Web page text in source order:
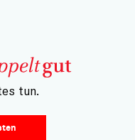
ewige Ruhe! Das
ZU
tun.